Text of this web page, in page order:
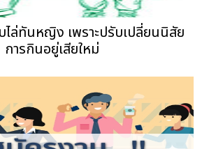
ไล่ทันหญิง เพราะปรับเปลี่ยนนิสัย
การกินอยู่เสียใหม่